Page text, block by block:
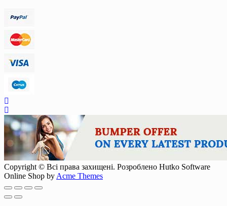
Copyright © Всі права захищені. Розроблено Hutko Software
Online Shop by Acme Themes
Scroll
Up